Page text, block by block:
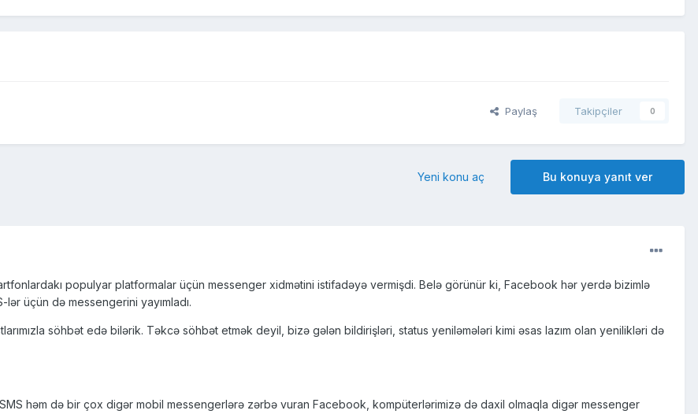
Paylaş Takipçiler 0
Bu konuya yanıt ver
Yeni konu aç
populyar platformalar üçün messenger xidmətini istifadəyə vermişdi. Belə görünür ki, Facebook hər yerdə bizimlə
üçün də messengerini yayımladı.
söhbət edə bilərik. Təkcə söhbət etmək deyil, bizə gələn bildirişləri, status yeniləmələri kimi əsas lazım olan yenilikləri də
həm də bir çox digər mobil messengerlərə zərbə vuran Facebook, kompüterlərimizə də daxil olmaqla digər messenger